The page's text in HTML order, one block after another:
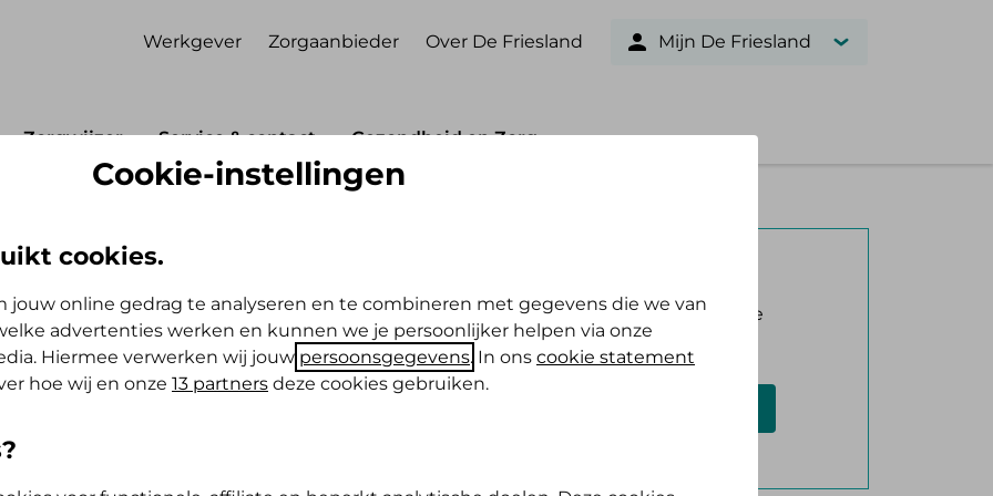
Werkgever Zorgaanbieder Over De Friesland Mijn De Friesland
Zorgwijzer Service & contact Gezondheid en Zorg
geestelijke gezondheidszorg (GGZ) vanaf 18 jaar
vanaf 18 jaar
Log in met DigiD en bekijk je
vergoeding.
Cookie-instellingen
cookies.
jouw online gedrag te analyseren en te combineren met gegevens die we van
advertenties werken en kunnen we je persoonlijker helpen via onze
Hiermee verwerken wij jouw persoonsgegevens. In ons cookie statement
hoe wij en onze 13 partners deze cookies gebruiken.